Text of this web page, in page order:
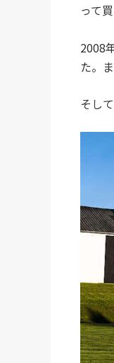
って
2008
た。
そし